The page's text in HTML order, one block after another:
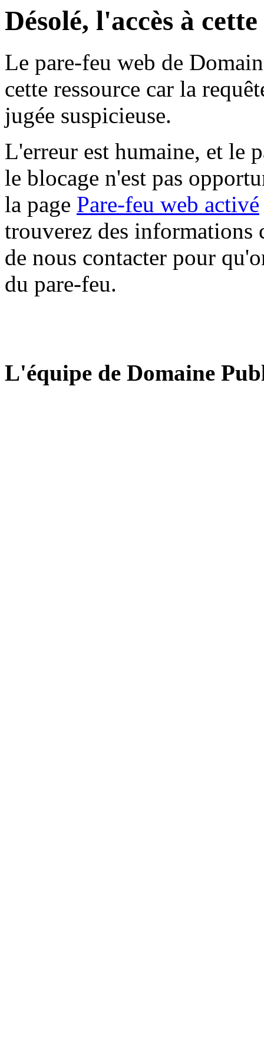
Désolé, l'accès à
Le pare-feu web de
cette ressource car la
jugée suspicieuse.
L'erreur est humaine, et le
le blocage n'est pas
la page Pare-feu web activé
trouverez des informations
de nous contacter pour
du pare-feu.
L'équipe de Domaine